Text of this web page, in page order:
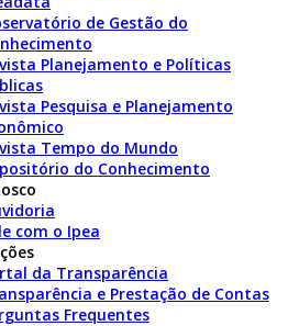
de Gestão do
Planejamento e Políticas
Pesquisa e Planejamento
Tempo do Mundo
do Conhecimento
com o Ipea
da Transparência
e Prestação de Contas
Frequentes